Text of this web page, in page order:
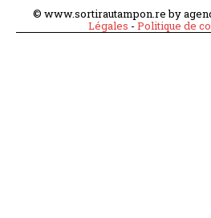
© www.sortirautampon.re by
Légales - Politique de